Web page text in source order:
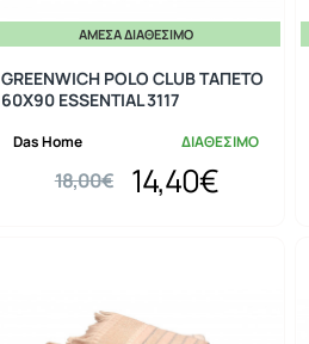
ΆΜΕΣΑ ΔΙΑΘΈΣΙΜΟ
Das Home ΔΙΑΘΕΣΙΜΟ
GREENWICH POLO CLUB ΤΑΠΕΤΟ
60Χ90 ESSENTIAL 3117
14,40€
18,00€